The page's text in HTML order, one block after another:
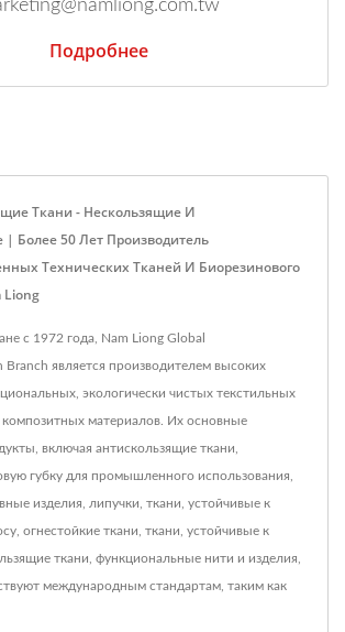
Подробнее
Ткани - Нескользящие И
Более 50 Лет Производитель
Технических Тканей И Биорезинового
Liong
с 1972 года, Nam Liong Global
Branch является производителем высоких
экологически чистых текстильных
материалов. Их основные
включая антискользящие ткани,
губку для промышленного использования,
изделия, липучки, ткани, устойчивые к
огнестойкие ткани, ткани, устойчивые к
ткани, функциональные нити и изделия,
международным стандартам, таким как